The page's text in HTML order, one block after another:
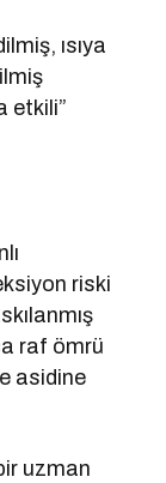
ısıya
etkili”
riski
raf ömrü
asidine
uzman